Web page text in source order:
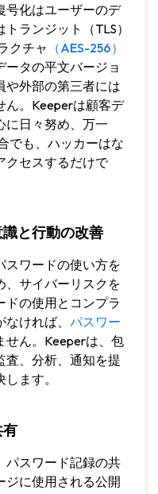
号化はユーザーのデ
ランジット（TLS）
クチャ （AES-256）
ータの平文バージョ
や外部の第三者には
ん。Keeperは顧客デ
に日々努め、万一
でも、ハッカーはな
クセスするだけで
と行動の改善
スワードの使い方を
、サイバーリスクを
ドの使用とコンプラ
ければ、 パスワー
せん。Keeperは、包
査、分析、通知を提
ます。
パスワード記録の共
ジに使用される公開